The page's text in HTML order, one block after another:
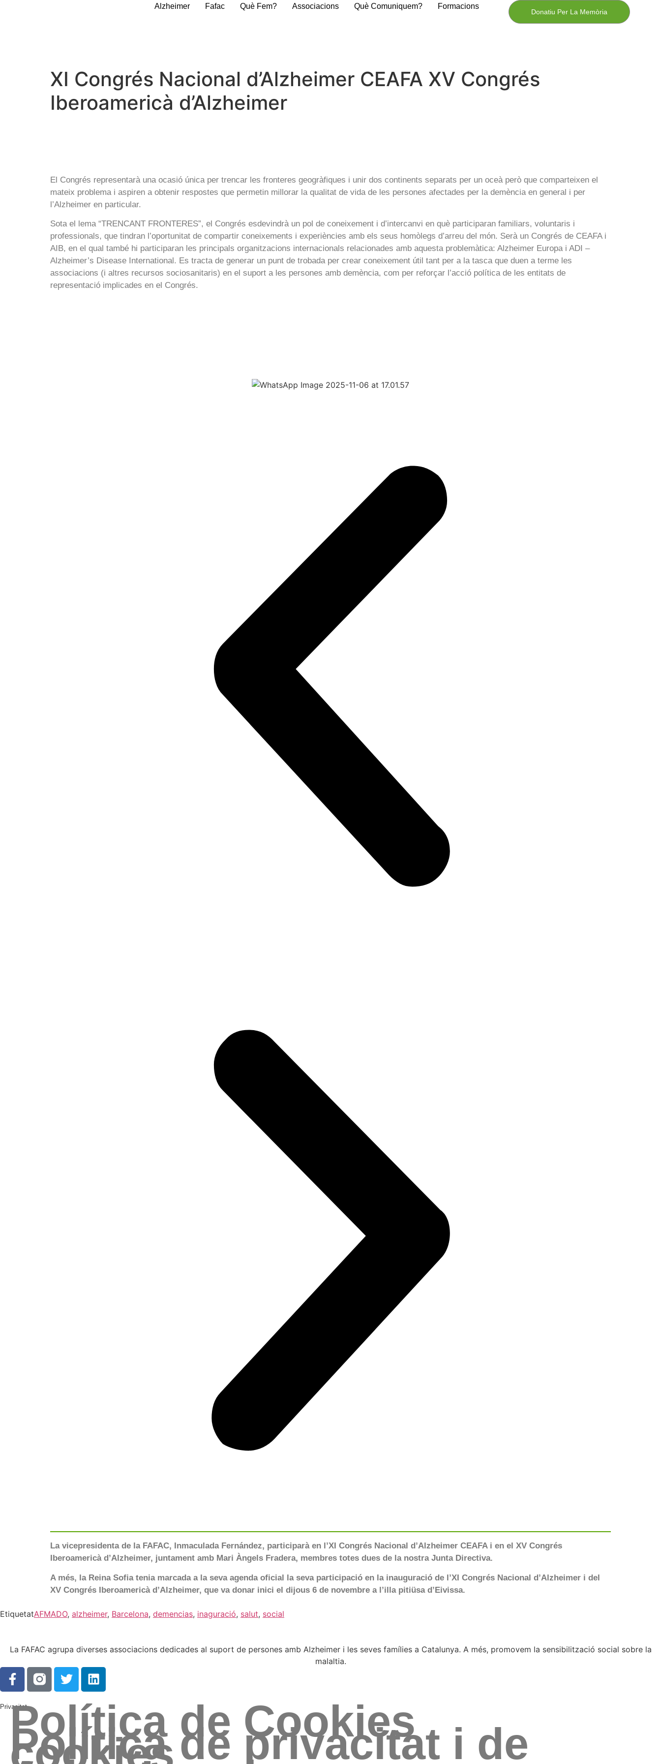
Alzheimer Fafac Què Fem? Associacions Què Comuniquem? Formacions
Donatiu Per La Memòria
XI Congrés Nacional d’Alzheimer CEAFA XV Congrés
Iberoamericà d’Alzheimer
El Congrés representarà una ocasió única per trencar les fronteres geogràfiques i unir dos continents separats per un oceà però que comparteixen el
mateix problema i aspiren a obtenir respostes que permetin millorar la qualitat de vida de les persones afectades per la demència en general i per
l’Alzheimer en particular.
Sota el lema “TRENCANT FRONTERES”, el Congrés esdevindrà un pol de coneixement i d’intercanvi en què participaran familiars, voluntaris i
professionals, que tindran l’oportunitat de compartir coneixements i experiències amb els seus homòlegs d’arreu del món. Serà un Congrés de CEAFA i
AIB, en el qual també hi participaran les principals organitzacions internacionals relacionades amb aquesta problemàtica: Alzheimer Europa i ADI –
Alzheimer’s Disease International. Es tracta de generar un punt de trobada per crear coneixement útil tant per a la tasca que duen a terme les
associacions (i altres recursos sociosanitaris) en el suport a les persones amb demència, com per reforçar l’acció política de les entitats de
representació implicades en el Congrés.
La vicepresidenta de la FAFAC, Inmaculada Fernández, participarà en l’XI Congrés Nacional d’Alzheimer CEAFA i en el XV Congrés
Iberoamericà d’Alzheimer, juntament amb Mari Àngels Fradera, membres totes dues de la nostra Junta Directiva.
A més, la Reina Sofia tenia marcada a la seva agenda oficial la seva participació en la inauguració de l’XI Congrés Nacional d’Alzheimer i del
XV Congrés Iberoamericà d’Alzheimer, que va donar inici el dijous 6 de novembre a l’illa pitiüsa d’Eivissa.
EtiquetatAFMADO, alzheimer, Barcelona, demencias, inaguració, salut, social
La FAFAC agrupa diverses associacions dedicades al suport de persones amb Alzheimer i les seves famílies a Catalunya. A més, promovem la sensibilització social sobre la
malaltia.
Privacitat
Política de Cookies
Política de privacitat i de
cookies